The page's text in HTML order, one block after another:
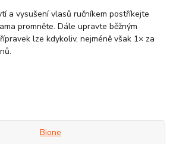
a vysušení vlasů ručníkem postříkejte
promněte. Dále upravte běžným
lze kdykoliv, nejméně však 1× za
Bione